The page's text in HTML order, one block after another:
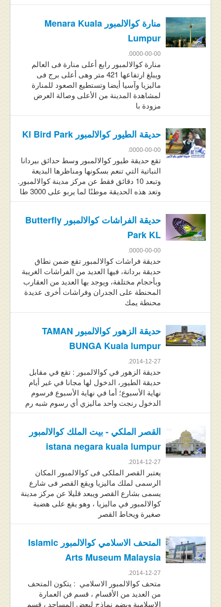
منارة كوالالمبور Menara Kuala
Lumpur
0000-00-00.
منارة كوالالمبور رابع أعلى منارة فى العالم
ويبلغ ارتفاعها 421 متر وهى أعلى برج فى
ماليزيا وآسيا أيضا وتستطيع الصعود للمنارة
لمشاهدة المدينة من الأعلى وصالة العرض
مزودة با
حديقة الطيور كوالالمبور Kl Bird Park
0000-00-00.
تقع حديقة طيور كوالالمبور وسط حدائق بيردانا
النباتية التي تنعم بسكونها ومناظرها البديعة
وتبعد 10 دقائق فقط عن مركز مدينة كوالالمبور.
وتعد هذه الحديقة موطنًا لما يربو على 3000 طا
حديقة الفراشات كوالالمبور Butterfly
Park KL
0000-00-00.
حديقة فراشات كوالالمبور تقع ضمن نطاق
حديقة بردانة، فيها العديد من الفراشات الغريبة
وبأحجام مختلفة، ويوجد بها العديد من العقارب
المحنطة على الجدران وفراشات أخرى عديدة
محنطة يمك
حديقة الزهور كوالالمبور TAMAN
BUNGA Kuala lumpur
2014-12-27.
حديقة الزهور في كوالالمبور : تقع في مقابل
حديقة الطيور، الدخول لها مجانا في غير أيام
نهاية الأسبوع؛ أما في نهاية الأسبوع فرسوم
الدخول رنجت واحد ماليزي أي رسوم شبه رم
القصر الملكي - بيت الملك كوالالمبور
istana negara kuala lumpur
2014-12-27.
يعتبر القصر الملكى فى كوالالمبور المكان
الرسمى لملك ماليزيا ويقع القصر فى شارع
يسمى بشارع القصر ويبعد قليلا عن مركز مدينة
كوالالمبور في ماليزيا ، وهو يقع على هضبة
صغيرة ويحاط القصر
المتحف الاسلامي كوالالمبور Islamic
Arts Museum Malaysia
2014-12-27.
متحف كوالالمبور الاسلامي : يتكون المتحف
من العديد من الأقسام ، قسم فن العمارة
الإسلامية ويضم نماذج لبعض المساجد ، قسم